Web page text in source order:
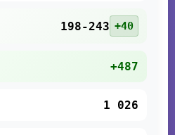
198-243 +40
+487
1 026